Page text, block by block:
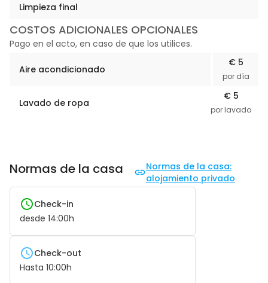
Limpieza final
COSTOS ADICIONALES OPCIONALES
Pago en el acto, en caso de que los utilices.
Aire acondicionado
€ 5
por día
Lavado de ropa
€ 5
por lavado
Normas de la casa
Normas de la casa:
alojamiento privado
Check-in
desde 14:00h
Check-out
Hasta 10:00h